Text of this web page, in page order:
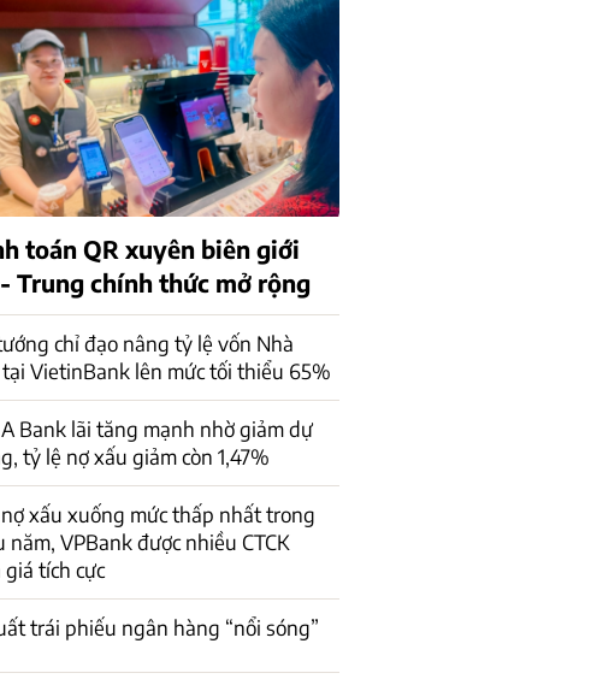
toán QR xuyên biên giới
Trung chính thức mở rộng
chỉ đạo nâng tỷ lệ vốn Nhà
VietinBank lên mức tối thiểu 65%
Bank lãi tăng mạnh nhờ giảm dự
tỷ lệ nợ xấu giảm còn 1,47%
xấu xuống mức thấp nhất trong
năm, VPBank được nhiều CTCK
tích cực
trái phiếu ngân hàng “nổi sóng”